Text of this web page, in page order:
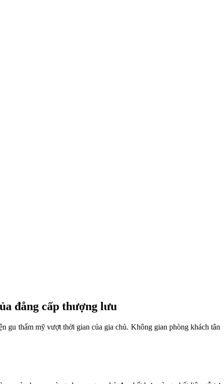
đẳng cấp thượng lưu
gu thẩm mỹ vượt thời gian của gia chủ. Không gian phòng khách tân